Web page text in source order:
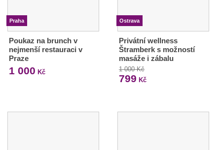
Praha
Poukaz na brunch v
nejmenší restauraci v
Praze
1 000 Kč
Ostrava
Privátní wellness
Štramberk s možností
masáže i zábalu
1 000 Kč
799 Kč